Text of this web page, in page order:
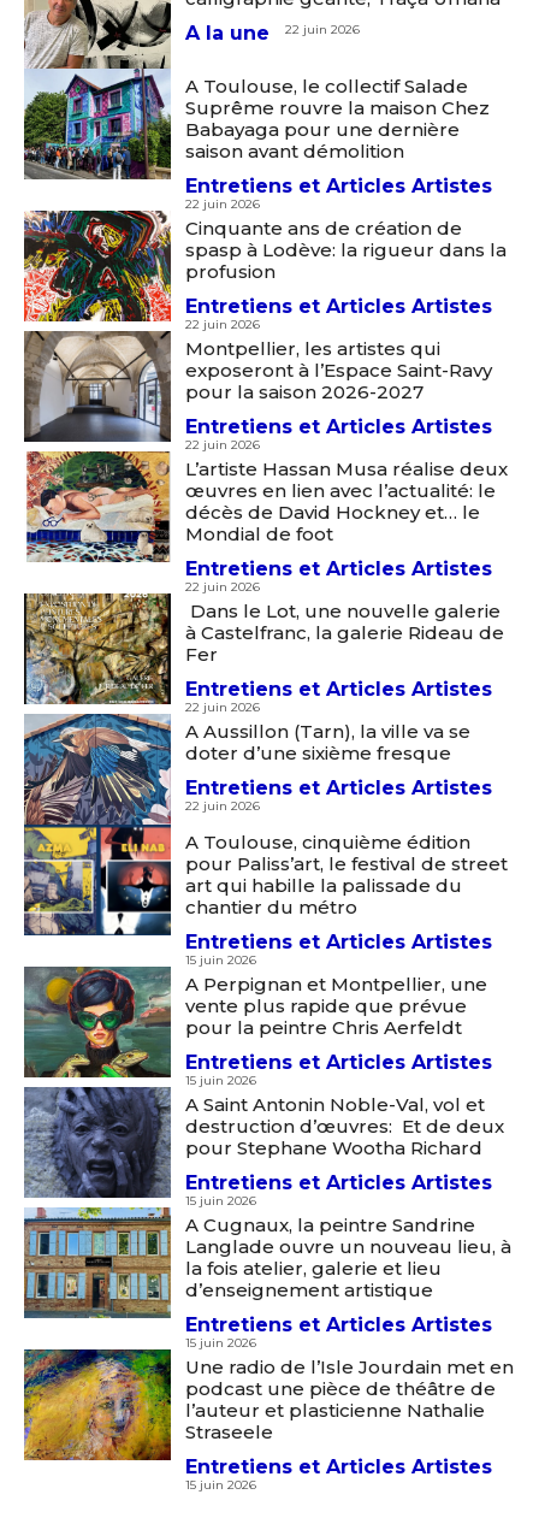
Adresse email*
Nom
Prénom
Statut / Organisation
J'accepte lestermes et conditions
* Champ obligatoire
Adresse email*
Nom
Prénom
Statut / Organisation
J'accepte lestermes et conditions
* Champ obligatoire
A la une
22 juin 2026
A Toulouse, le collectif Salade
Suprême rouvre la maison Chez
Babayaga pour une dernière
saison avant démolition
Entretiens et Articles Artistes
22 juin 2026
Cinquante ans de création de
spasp à Lodève: la rigueur dans la
profusion
Entretiens et Articles Artistes
22 juin 2026
Montpellier, les artistes qui
exposeront à l’Espace Saint-Ravy
pour la saison 2026-2027
Entretiens et Articles Artistes
22 juin 2026
L’artiste Hassan Musa réalise deux
œuvres en lien avec l’actualité: le
décès de David Hockney et… le
Mondial de foot
Entretiens et Articles Artistes
22 juin 2026
Dans le Lot, une nouvelle galerie
à Castelfranc, la galerie Rideau de
Fer
Entretiens et Articles Artistes
22 juin 2026
A Aussillon (Tarn), la ville va se
doter d’une sixième fresque
Entretiens et Articles Artistes
22 juin 2026
A Toulouse, cinquième édition
pour Paliss’art, le festival de street
art qui habille la palissade du
chantier du métro
Entretiens et Articles Artistes
15 juin 2026
A Perpignan et Montpellier, une
vente plus rapide que prévue
pour la peintre Chris Aerfeldt
Entretiens et Articles Artistes
15 juin 2026
A Saint Antonin Noble-Val, vol et
destruction d’œuvres: Et de deux
pour Stephane Wootha Richard
Entretiens et Articles Artistes
15 juin 2026
A Cugnaux, la peintre Sandrine
Langlade ouvre un nouveau lieu, à
la fois atelier, galerie et lieu
d’enseignement artistique
Entretiens et Articles Artistes
15 juin 2026
Une radio de l’Isle Jourdain met en
podcast une pièce de théâtre de
l’auteur et plasticienne Nathalie
Straseele
Entretiens et Articles Artistes
15 juin 2026